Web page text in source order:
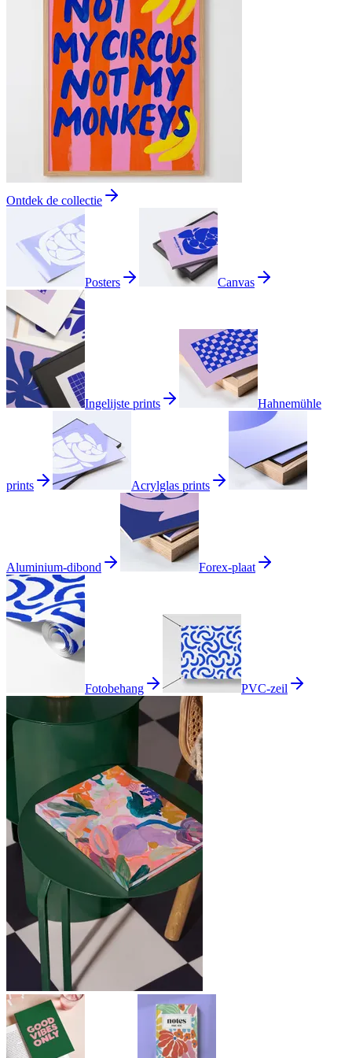
Ontdek de collectie
Posters Canvas
Ingelijste prints Hahnemühle
prints Acrylglas prints
Aluminium-dibond Forex-plaat
Fotobehang PVC-zeil